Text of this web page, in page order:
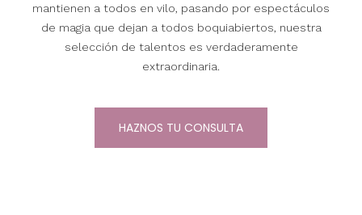
mantienen a todos en vilo, pasando por espectáculos
de magia que dejan a todos boquiabiertos, nuestra
selección de talentos es verdaderamente
extraordinaria.
HAZNOS TU CONSULTA